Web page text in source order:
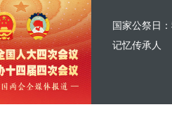
国家公祭日
记忆传承人